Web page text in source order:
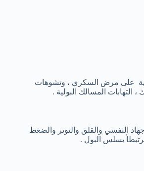
على مرض السكري ، وتشوهات
، التهابات المسالك البولية .
النفسي والقلق والتوتر والضغط
بسلس البول .